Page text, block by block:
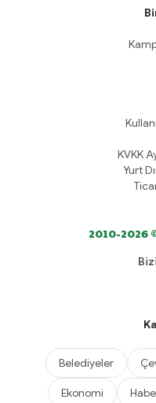
KVKK
Yurt
2010-2026
Belediyeler
Ekonomi